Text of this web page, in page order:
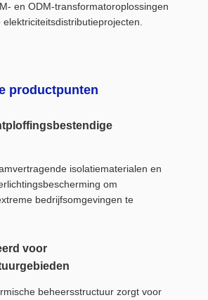
en ODM-transformatoroplossingen
productpunten
isolatiematerialen en
om
bedrijfsomgevingen te
voor
beheersstructuur zorgt voor